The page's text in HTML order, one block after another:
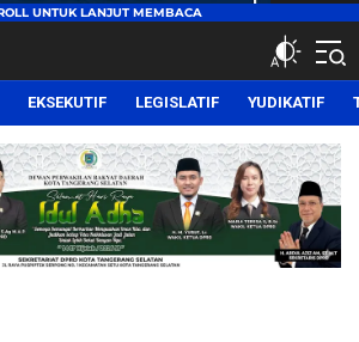
EKSEKUTIF LEGISLATIF YUDIKATIF